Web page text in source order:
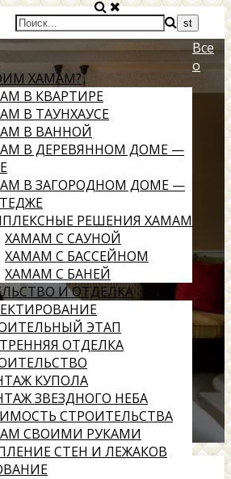
ХАМАМ?
В КВАРТИРЕ
В ТАУНХАУСЕ
В ВАННОЙ
В ДЕРЕВЯННОМ ДОМЕ —
В ЗАГОРОДНОМ ДОМЕ —
РЕШЕНИЯ ХАМАМ
ХАМАМ С САУНОЙ
ХАМАМ С БАССЕЙНОМ
ХАМАМ С БАНЕЙ
И ОТДЕЛКА
ЭТАП
ОТДЕЛКА
КУПОЛА
ЗВЕЗДНОГО НЕБА
СТРОИТЕЛЬСТВА
СВОИМИ РУКАМИ
СТЕН И ЛЕЖАКОВ
Все
о